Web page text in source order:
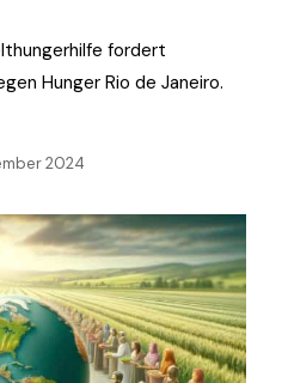
fordert
Hunger Rio de Janeiro.
2024